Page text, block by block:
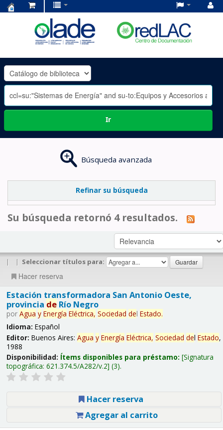
OLADE
-
Ir
Búsqueda avanzada
Refinar su búsqueda
Su búsqueda retornó 4 resultados.
| | Seleccionar títulos para:
Hacer reserva
Estación transformadora San Antonio Oeste,
provincia deRío Negro
por Agua y Energía Eléctrica, Sociedad del Estado.
Idioma: Español
Editor: Buenos Aires: Agua y Energía Eléctrica, Sociedad del Estado,
1988
Disponibilidad: Ítems disponibles para préstamo: Signatura
topográfica: 621.374.5/A282/v.2 (3).
Hacer reserva
Agregar al carrito